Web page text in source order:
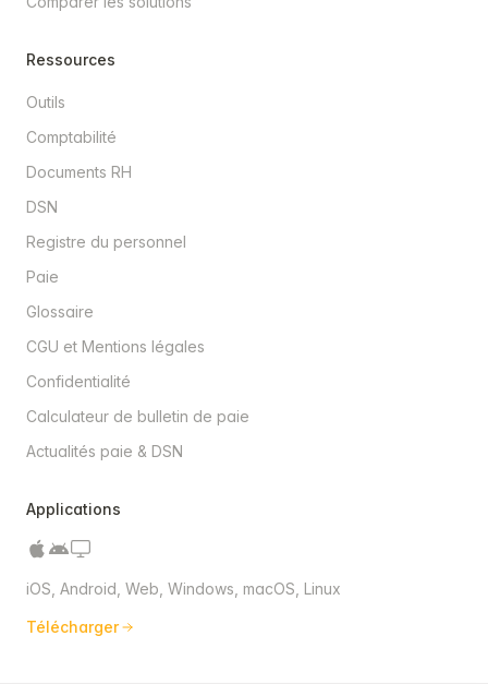
Ressources
Outils
Comptabilité
Documents RH
DSN
Registre du personnel
Paie
Glossaire
CGU et Mentions légales
Confidentialité
Calculateur de bulletin de paie
Actualités paie & DSN
Applications
iOS, Android, Web, Windows, macOS, Linux
Télécharger